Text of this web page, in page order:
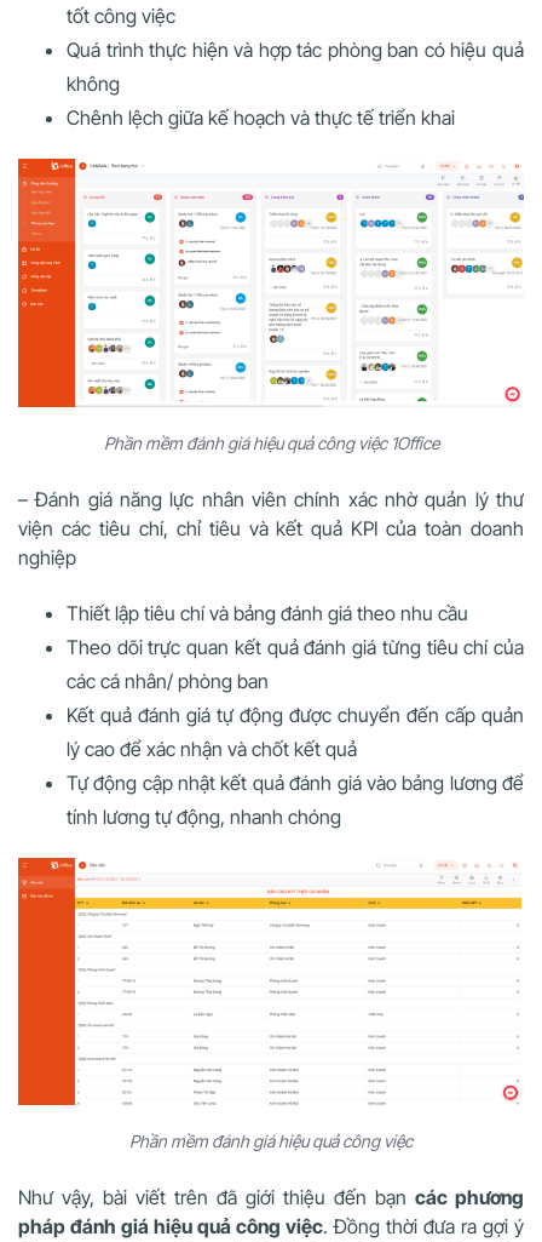
tốt công việc
Quá trình thực hiện và hợp tác phòng ban có hiệu quả
không
Chênh lệch giữa kế hoạch và thực tế triển khai
Phần mềm đánh giá hiệu quả công việc 1Office
– Đánh giá năng lực nhân viên chính xác nhờ quản lý thư
viện các tiêu chí, chỉ tiêu và kết quả KPI của toàn doanh
nghiệp
Thiết lập tiêu chí và bảng đánh giá theo nhu cầu
Theo dõi trực quan kết quả đánh giá từng tiêu chí của
các cá nhân/ phòng ban
Kết quả đánh giá tự động được chuyển đến cấp quản
lý cao để xác nhận và chốt kết quả
Tự động cập nhật kết quả đánh giá vào bảng lương để
tính lương tự động, nhanh chóng
Phần mềm đánh giá hiệu quả công việc
Như vậy, bài viết trên đã giới thiệu đến bạn các phương
pháp đánh giá hiệu quả công việc. Đồng thời đưa ra gợi ý